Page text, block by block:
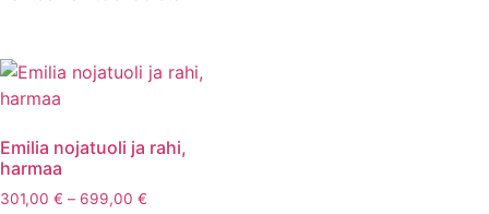
Emilia nojatuoli ja rahi,
harmaa
301,00 € – 699,00 €